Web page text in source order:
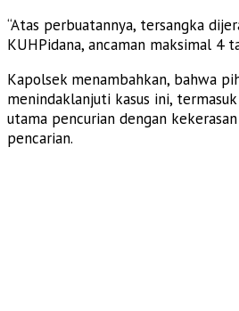
“Atas perbuatannya, tersangka
KUHPidana, ancaman maksimal 4
Kapolsek menambahkan, bahwa
menindaklanjuti kasus ini,
utama pencurian dengan
pencarian.